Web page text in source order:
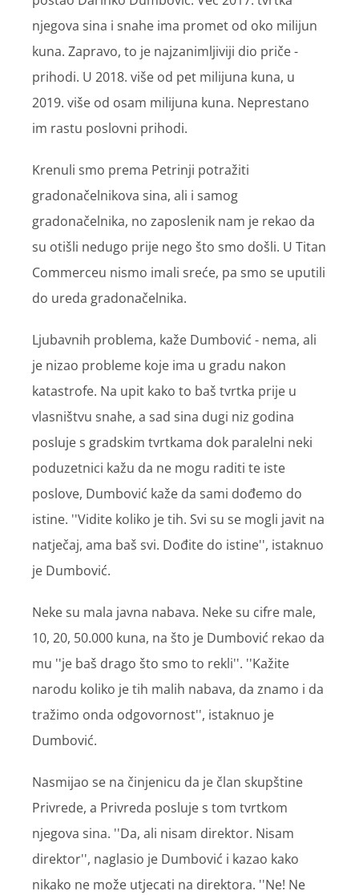
njegova sina i snahe ima promet od oko milijun
kuna. Zapravo, to je najzanimljiviji dio priče -
prihodi. U 2018. više od pet milijuna kuna, u
2019. više od osam milijuna kuna. Neprestano
im rastu poslovni prihodi.
Krenuli smo prema Petrinji potražiti
gradonačelnikova sina, ali i samog
gradonačelnika, no zaposlenik nam je rekao da
su otišli nedugo prije nego što smo došli. U Titan
Commerceu nismo imali sreće, pa smo se uputili
do ureda gradonačelnika.
Ljubavnih problema, kaže Dumbović - nema, ali
je nizao probleme koje ima u gradu nakon
katastrofe. Na upit kako to baš tvrtka prije u
vlasništvu snahe, a sad sina dugi niz godina
posluje s gradskim tvrtkama dok paralelni neki
poduzetnici kažu da ne mogu raditi te iste
poslove, Dumbović kaže da sami dođemo do
istine. ''Vidite koliko je tih. Svi su se mogli javit na
natječaj, ama baš svi. Dođite do istine'', istaknuo
je Dumbović.
Neke su mala javna nabava. Neke su cifre male,
10, 20, 50.000 kuna, na što je Dumbović rekao da
mu ''je baš drago što smo to rekli''. ''Kažite
narodu koliko je tih malih nabava, da znamo i da
tražimo onda odgovornost'', istaknuo je
Dumbović.
Nasmijao se na činjenicu da je član skupštine
Privrede, a Privreda posluje s tom tvrtkom
njegova sina. ''Da, ali nisam direktor. Nisam
direktor'', naglasio je Dumbović i kazao kako
nikako ne može utjecati na direktora. ''Ne! Ne